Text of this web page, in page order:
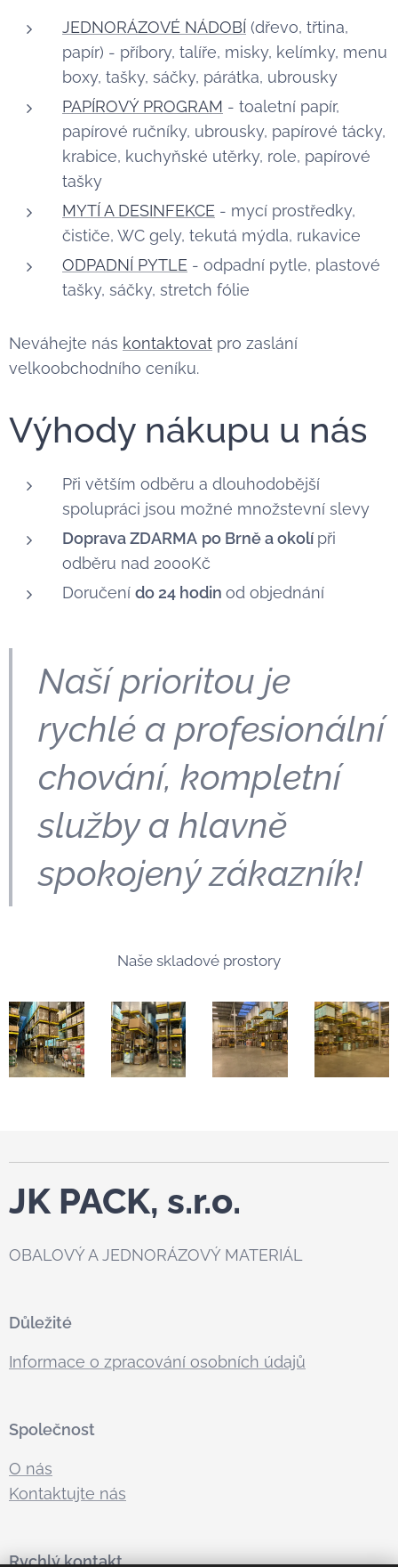
JEDNORÁZOVÉ NÁDOBÍ (dřevo, třtina,
papír) - příbory, talíře, misky, kelímky, menu
boxy, tašky, sáčky, párátka, ubrousky
PAPÍROVÝ PROGRAM - toaletní papír,
papírové ručníky, ubrousky, papírové tácky,
krabice, kuchyňské utěrky, role, papírové
tašky
MYTÍ A DESINFEKCE - mycí prostředky,
čističe, WC gely, tekutá mýdla, rukavice
ODPADNÍ PYTLE - odpadní pytle, plastové
tašky, sáčky, stretch fólie
Neváhejte nás kontaktovat pro zaslání
velkoobchodního ceníku.
Výhody nákupu u nás
Při větším odběru a dlouhodobější
spolupráci jsou možné množstevní slevy
Doprava ZDARMA po Brně a okolípři
odběru nad 2000Kč
Doručení do 24 hodin od objednání
Naší prioritou je
rychlé a profesionální
chování, kompletní
služby a hlavně
spokojený zákazník!
Naše skladové prostory
JK PACK, s.r.o.
OBALOVÝ A JEDNORÁZOVÝ MATERIÁL
Důležité
Informace o zpracování osobních údajů
Společnost
O nás
Kontaktujte nás
Rychlý kontakt